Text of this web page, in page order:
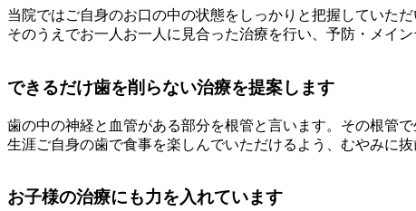
当院ではご自身のお口の中の状態をしっかりと把握していた
そのうえでお一人お一人に見合った治療を行い、予防・メイ
できるだけ歯を削らない治療を提案します
歯の中の神経と血管がある部分を根管と言います。その根管
生涯ご自身の歯で食事を楽しんでいただけるよう、むやみに
お子様の治療にも力を入れています